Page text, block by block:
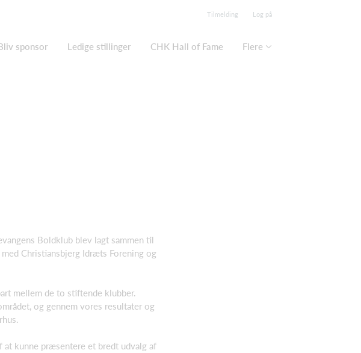
Tilmelding Log på
sponsor Ledige stillinger CHK Hall of Fame Flere
Boldklub blev lagt sammen til
Christiansbjerg Idræts Forening og
mellem de to stiftende klubber.
og gennem vores resultater og
at kunne præsentere et bredt udvalg af